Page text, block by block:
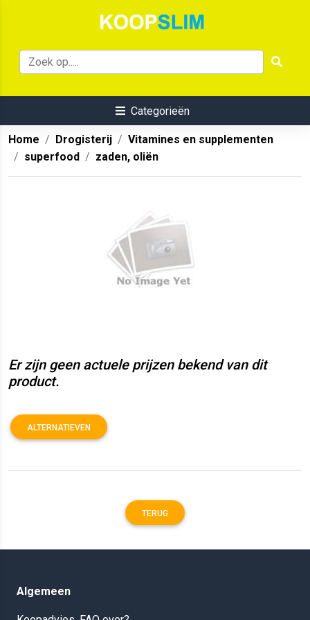
Categorieën
Home Drogisterij
Vitamines en supplementen
superfood
zaden, oliën
Er zijn geen actuele prijzen bekend van dit
product.
ALTERNATIEVEN
TERUG
Algemeen